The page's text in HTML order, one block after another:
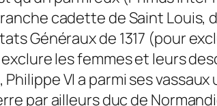
cadette de Saint
Généraux de 1317 (pour
les femmes et leurs
VI a parmi ses
par ailleurs duc de